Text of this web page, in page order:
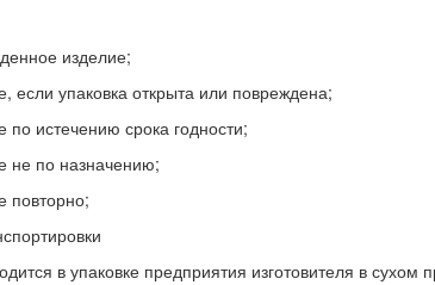
изделие;
если упаковка открыта или повреждена;
по истечению срока годности;
не по назначению;
повторно;
в упаковке предприятия изготовителя в сухом